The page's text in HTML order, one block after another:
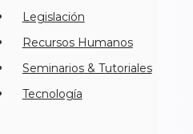
Legislación
Recursos Humanos
Seminarios & Tutoriales
Tecnología